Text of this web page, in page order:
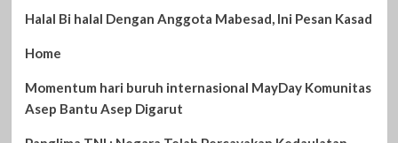
Halal Bi halal Dengan Anggota Mabesad, Ini Pesan Kasad
Home
Momentum hari buruh internasional MayDay Komunitas
Asep Bantu Asep Digarut